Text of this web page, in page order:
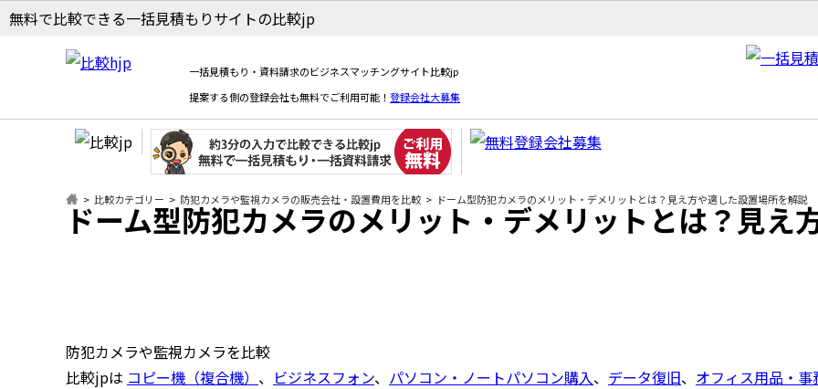
無料で比較できる一括見積もりサイトの比較jp
一括見積もり・資料請求のビジネスマッチングサイト比較jp
提案する側の登録会社も無料でご利用可能！ 登録会社大募集
比較カテゴリー 防犯カメラや監視カメラの販売会社・設置費用を比較 ドーム型防犯カメラのメリット・デメリットとは？見え方や適した設置場所を解説
ドーム型防犯カメラのメリット・デメリットとは？見え
防犯カメラや監視カメラを比較
比較jpは コピー機（複合機） 、 ビジネスフォン、 パソコン・ノートパソコン購入、 データ復旧、 オフィス用品・事